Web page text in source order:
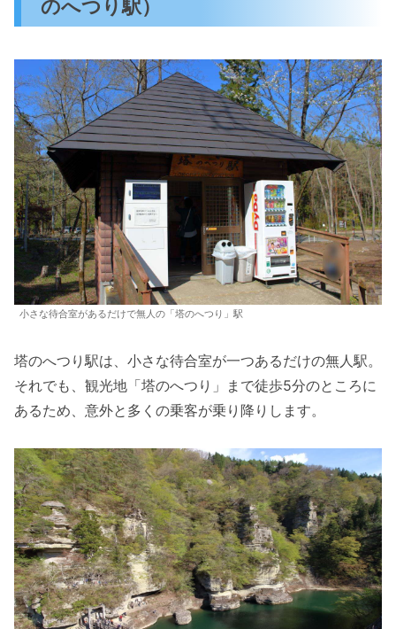
のへつり駅）
小さな待合室があるだけで無人の「塔のへつり」駅
塔のへつり駅は、小さな待合室が一つあるだけの無人駅。
それでも、観光地「塔のへつり」まで徒歩5分のところに
あるため、意外と多くの乗客が乗り降りします。